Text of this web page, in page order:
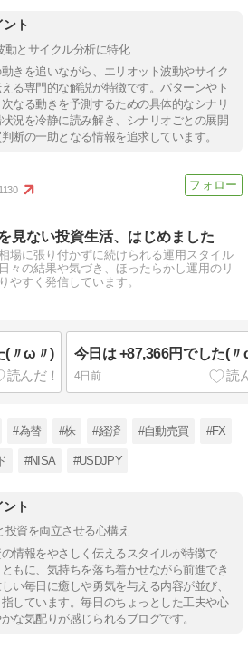
ント
動とサイクル分析に特化
きを追いながら、エリオット波動やサイク
る専門的な解説が特徴です。パターンやト
なる動きを予測するための具体的なシナリ
況を冷静に読み解き、シナリオごとの展開
断の一助となる情報を追求しています。
1130
見ない投資生活、はじめました
場に張り付かずに続けられる運用スタイル
々の結果や気づき、ほったらかし運用のリ
やすく発信しています。
(〃ω〃) 今日は +87,366円でした(
4日前
#為替 #株 #経済 #自動売買 #FX
#NISA #USDJPY
ント
投資を両立させる心構え
情報をやさしく伝えるスタイルが特徴で
もに、気持ちを落ち着かせながら前進でき
い毎日に癒しや勇気を与える内容が並び、
しています。毎日のちょっとした工夫や心
な気配りが感じられるブログです。